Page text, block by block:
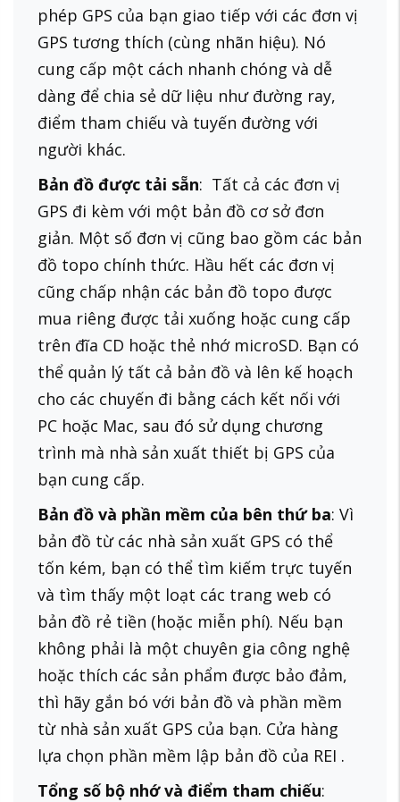
phép GPS của bạn giao tiếp với các đơn vị
GPS tương thích (cùng nhãn hiệu). Nó
cung cấp một cách nhanh chóng và dễ
dàng để chia sẻ dữ liệu như đường ray,
điểm tham chiếu và tuyến đường với
người khác.
Bản đồ được tải sẵn: Tất cả các đơn vị
GPS đi kèm với một bản đồ cơ sở đơn
giản. Một số đơn vị cũng bao gồm các bản
đồ topo chính thức. Hầu hết các đơn vị
cũng chấp nhận các bản đồ topo được
mua riêng được tải xuống hoặc cung cấp
trên đĩa CD hoặc thẻ nhớ microSD. Bạn có
thể quản lý tất cả bản đồ và lên kế hoạch
cho các chuyến đi bằng cách kết nối với
PC hoặc Mac, sau đó sử dụng chương
trình mà nhà sản xuất thiết bị GPS của
bạn cung cấp.
Bản đồ và phần mềm của bên thứ ba: Vì
bản đồ từ các nhà sản xuất GPS có thể
tốn kém, bạn có thể tìm kiếm trực tuyến
và tìm thấy một loạt các trang web có
bản đồ rẻ tiền (hoặc miễn phí). Nếu bạn
không phải là một chuyên gia công nghệ
hoặc thích các sản phẩm được bảo đảm,
thì hãy gắn bó với bản đồ và phần mềm
từ nhà sản xuất GPS của bạn. Cửa hàng
lựa chọn phần mềm lập bản đồ của REI .
Tổng số bộ nhớ và điểm tham chiếu: